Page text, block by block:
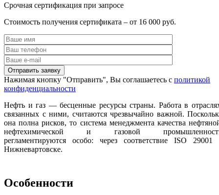
Срочная сертификация при запросе
Стоимость получения сертификата – от 16 000 руб.
Нажимая кнопку "Отправить", Вы соглашаетесь с политикой
конфиденциальности
Нефть и газ — бесценные ресурсы страны. Работа в
связанных с ними, считаются чрезвычайно важной.
она полна рисков, то система менеджмента качества
нефтехимической и газовой
регламентируются особо: через соответствие ISO 29001
Нижневартовске.
Особенности